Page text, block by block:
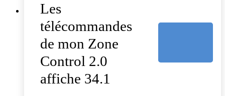
Les
télécommandes
de mon Zone
Control 2.0
affiche 34.1